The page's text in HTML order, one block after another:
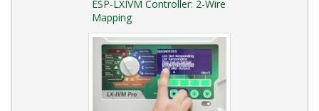
ESP-LXIVM Controller: 2-Wire
Mapping